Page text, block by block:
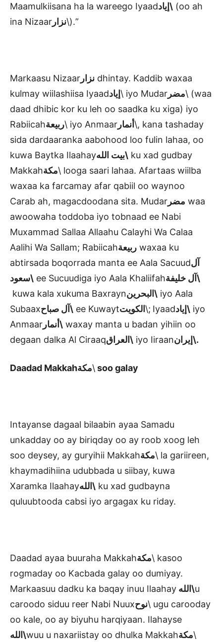
Maamulkiisana ha la wareego Iyaad إياد\ (oo ah
ina Nizaar نزار\).”
Markaasu Nizaar نزار dhintay. Kaddib waxaa
kulmay wiilashiisa Iyaadإياد \ iyo Mudar مضر\ (waa
daad dhibic kor ku leh oo saadka ku xiga) iyo
Rabiicahربيعة\ iyo Anmaar أنمار\, kana tashaday
sida dardaaranka aabohood loo fulin lahaa, oo
kuwa Baytka Ilaahay
بيت الله\ ku xad gudbay
Makkahمكة\ looga saari lahaa. Afartaas wiilba
waxaa ka farcamay afar qabiil oo waynoo
Carab ah, magacdoodana sita. Mudar مضر waa
awoowaha toddoba iyo tobnaad ee Nabi
Muxammad Sallaa Allaahu Calayhi Wa Calaa
Aalihi Wa Sallam; Rabiicahربيعة waxaa ku
abtirsada boqorrada manta ee Aala Sacuudآل
سعود\ ee Sucuudiga iyo Aala Khaliifah
آل خليفة\
kuwa kala xukuma Baxrayn
البحرين\ iyo Aala
Subaax
آل صباح\ ee Kuwaytالكويت \; Iyaad إياد\ iyo
Anmaar
أنمار\ waxay manta u badan yihiin oo
degaan dalka Al Ciraaq
العراق\ iyo Iiraan إيران\.
Daadad Makkahمكة\ soo galay
Intayanse dagaal bilaabin ayaa Samadu
unkadday oo ay biriqday oo ay roob xoog leh
soo deysey, ay guryihii Makkahمكة\ la gariireen,
khaymadihiina udubbada u siibay, kuwa
Xaramka Ilaahay
الله\ ku xad gudbayna
quluubtooda cabsi iyo argagax ku riday.
Daadad ayaa buuraha Makkahمكة\ kasoo
rogmaday oo Kacbada galay oo dumiyay.
Markaasuu dadku ka baqay inuu Ilaahay
الله\u
caroodo siduu reer Nabi Nuuxنوح\ ugu carooday
oo kale, oo ay biyuhu harqiyaan. Ilahayse
الله\wuu u naxariistay oo dhulka Makkahمكة\